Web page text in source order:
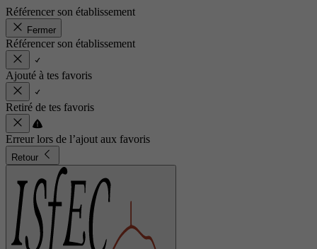
Référencer son établissement
Fermer
Référencer son établissement
Ajouté à tes favoris
Retiré de tes favoris
Erreur lors de l’ajout aux favoris
Retour